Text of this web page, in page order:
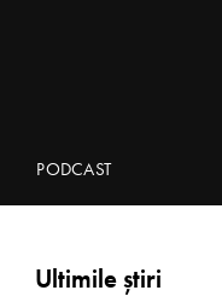
PODCAST
Ultimile știri